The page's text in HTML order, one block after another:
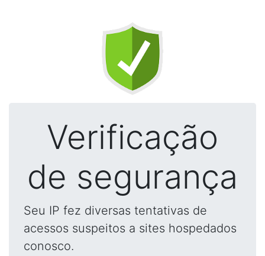
Verificação
de segurança
Seu IP fez diversas tentativas de
acessos suspeitos a sites hospedados
conosco.